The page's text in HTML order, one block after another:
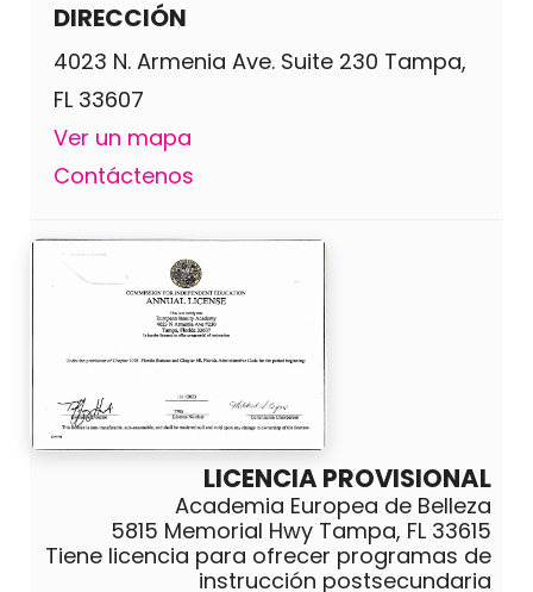
DIRECCIÓN
4023 N. Armenia Ave. Suite 230 Tampa,
FL 33607
Ver un mapa
Contáctenos
LICENCIA PROVISIONAL
Academia Europea de Belleza
5815 Memorial Hwy Tampa, FL 33615
Tiene licencia para ofrecer programas de
instrucción postsecundaria